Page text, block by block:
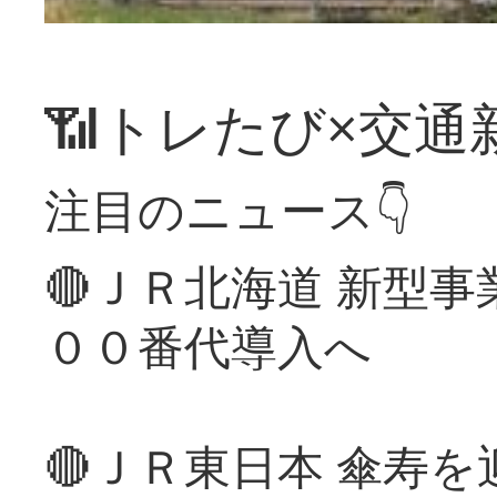
📶トレたび×交通
注目のニュース👇
🔴ＪＲ北海道 新型
００番代導入へ
🔴ＪＲ東日本 傘寿